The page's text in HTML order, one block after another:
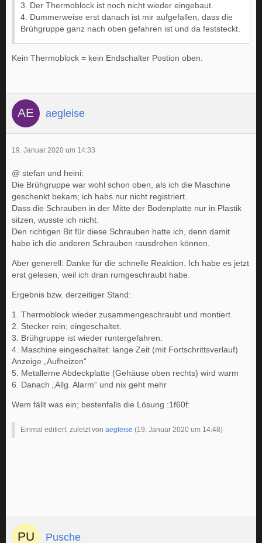
3. Der Thermoblock ist noch nicht wieder eingebaut.
4. Dummerweise erst danach ist mir aufgefallen, dass die
Brühgruppe ganz nach oben gefahren ist und da feststeckt.
Kein Thermoblock = kein Endschalter Postion oben.
aegleise
19. Januar 2020 um 14:33
@ stefan und heini:
Die Brühgruppe war wohl schon oben, als ich die Maschine
geschenkt bekam; ich habs nur nicht registriert.
Dass die Schrauben in der Mitte der Bodenplatte nur in Plastik
sitzen, wusste ich nicht.
Den richtigen Bit für diese Schrauben hatte ich, denn damit
habe ich die anderen Schrauben rausdrehen können.
Aber generell: Danke für die schnelle Reaktion. Ich habe es jetzt
erst gelesen, weil ich dran rumgeschraubt habe.
Ergebnis bzw. derzeitiger Stand:
1. Thermoblock wieder zusammengeschraubt und montiert.
2. Stecker rein; eingeschaltet.
3. Brühgruppe ist wieder runtergefahren.
4. Maschine eingeschaltet: lange Zeit (mit Fortschrittsverlauf)
Anzeige „Aufheizen“
5. Metallerne Abdeckplatte (Gehäuse oben rechts) wird warm
6. Danach „Allg. Alarm“ und nix geht mehr
Wem fällt was ein; bestenfalls die Lösung :1f60f:
Einmal editiert, zuletzt von aegleise (19. Januar 2020 um 14:48)
Pusche